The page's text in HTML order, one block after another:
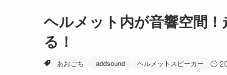
ヘルメット内が音響空間
る！
あおごち addsound ヘルメットスピーカー